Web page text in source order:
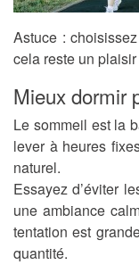
Astuce :
cela reste un
Mieux dormir
Le sommeil est la
lever à heures
naturel.
Essayez d’éviter
une ambiance
tentation est
quantité.